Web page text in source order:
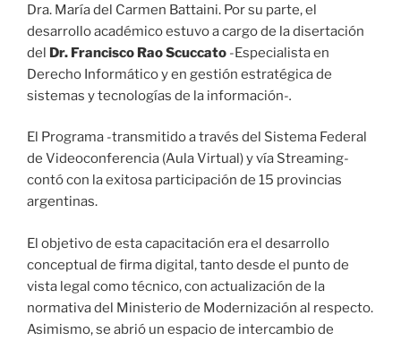
Dra. María del Carmen Battaini. Por su parte, el
desarrollo académico estuvo a cargo de la disertación
del Dr. Francisco Rao Scuccato -Especialista en
Derecho Informático y en gestión estratégica de
sistemas y tecnologías de la información-.
El Programa -transmitido a través del Sistema Federal
de Videoconferencia (Aula Virtual) y vía Streaming-
contó con la exitosa participación de 15 provincias
argentinas.
El objetivo de esta capacitación era el desarrollo
conceptual de firma digital, tanto desde el punto de
vista legal como técnico, con actualización de la
normativa del Ministerio de Modernización al respecto.
Asimismo, se abrió un espacio de intercambio de